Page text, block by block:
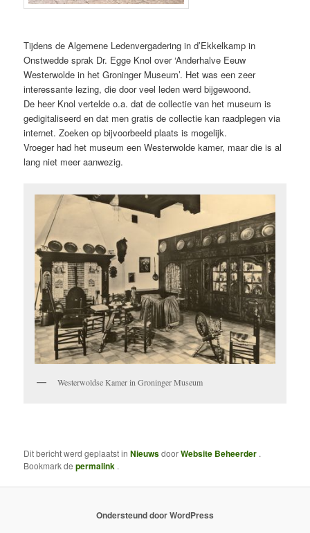
Tijdens de Algemene Ledenvergadering in d’Ekkelkamp in
Onstwedde sprak Dr. Egge Knol over ‘Anderhalve Eeuw
Westerwolde in het Groninger Museum’. Het was een zeer
interessante lezing, die door veel leden werd bijgewoond.
De heer Knol vertelde o.a. dat de collectie van het museum is
gedigitaliseerd en dat men gratis de collectie kan raadplegen via
internet. Zoeken op bijvoorbeeld plaats is mogelijk.
Vroeger had het museum een Westerwolde kamer, maar die is al
lang niet meer aanwezig.
Westerwoldse Kamer in Groninger Museum
Dit bericht werd geplaatst inNieuwsdoorWebsite Beheerder .
Bookmark depermalink .
Ondersteund door WordPress